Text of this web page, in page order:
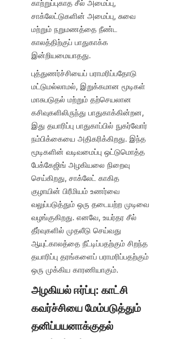
காற்றுப்புகாத சீல் அமைப்பு,
சாக்லேட்டுகளின் அமைப்பு, சுவை
மற்றும் நறுமணத்தை நீண்ட
காலத்திற்குப் பாதுகாக்க
இன்றியமையாதது.
புத்துணர்ச்சியைப் பராமரிப்பதோடு
மட்டுமல்லாமல், இறுக்கமான மூடிகள்
மாசுபடுதல் மற்றும் தற்செயலான
கசிவுகளிலிருந்து பாதுகாக்கின்றன,
இது தயாரிப்பு பாதுகாப்பில் நுகர்வோர்
நம்பிக்கையை அதிகரிக்கிறது. இந்த
மூடிகளின் வடிவமைப்பு ஒட்டுமொத்த
பேக்கேஜிங் அழகியலை நிறைவு
செய்கிறது, சாக்லேட் காகித
குழாயின் பிரீமியம் உணர்வை
வலுப்படுத்தும் ஒரு தடையற்ற முடிவை
வழங்குகிறது. எனவே, உயர்தர சீல்
தீர்வுகளில் முதலீடு செய்வது
ஆயுட்காலத்தை நீட்டிப்பதற்கும் சிறந்த
தயாரிப்பு தரங்களைப் பராமரிப்பதற்கும்
ஒரு முக்கிய காரணியாகும்.
அழகியல் ஈர்ப்பு: காட்சி
கவர்ச்சியை மேம்படுத்தும்
தனிப்பயனாக்குதல்